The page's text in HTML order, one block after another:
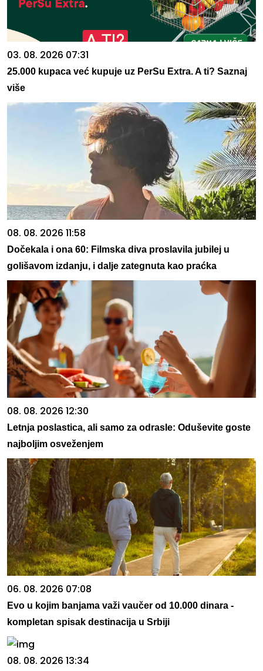
03. 08. 2026 07:31
25.000 kupaca već kupuje uz PerSu Extra. A ti? Saznaj
više
08. 08. 2026 11:58
Dočekala i ona 60: Filmska diva proslavila jubilej u
golišavom izdanju, i dalje zategnuta kao praćka
08. 08. 2026 12:30
Letnja poslastica, ali samo za odrasle: Oduševite goste
najboljim osveženjem
06. 08. 2026 07:08
Evo u kojim banjama važi vaučer od 10.000 dinara -
kompletan spisak destinacija u Srbiji
08. 08. 2026 13:34